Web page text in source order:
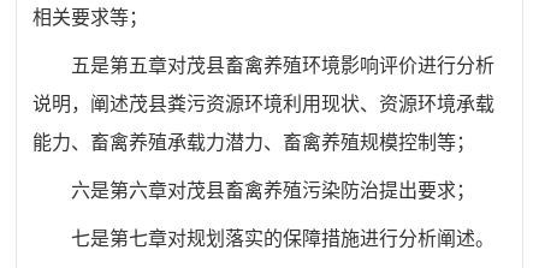
相关要求等；
五是第五章对茂县畜禽养殖环境影响评价进行分析
说明，阐述茂县粪污资源环境利用现状、资源环境承载
能力、畜禽养殖承载力潜力、畜禽养殖规模控制等；
六是第六章对茂县畜禽养殖污染防治提出要求；
七是第七章对规划落实的保障措施进行分析阐述。